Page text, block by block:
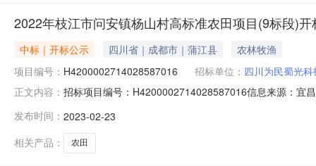
2022年枝江市问安镇杨山村高标准农田项目(9标段)开
中标｜开标公示 四川省｜成都市｜蒲江县
农林牧渔
项目编号： H4200002714028587016 招标单位： 四川为民蜀光
正文内容： 招标项目编号：H4200002714028587016信息来源：宜
技有限公司;沧州佳和生物科技有限公司;
发布时间： 2023-02-23
相关产品：
农田